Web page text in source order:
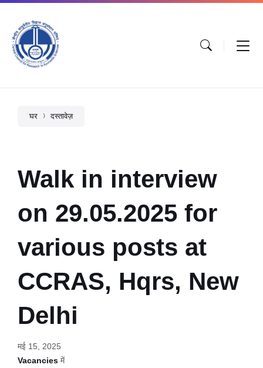
घर दस्तावेज़
Walk in interview
on 29.05.2025 for
various posts at
CCRAS, Hqrs, New
Delhi
मई 15, 2025
Vacancies में